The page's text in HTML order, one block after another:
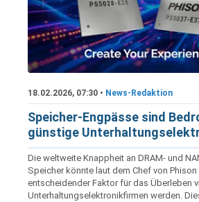
18.02.2026, 07:30 • News-Redaktion
Speicher-Engpässe sind
günstige
Die weltweite Knappheit an DRAM- und
Speicher könnte laut dem Chef von Phison
entscheidender Faktor für das Überleben
Unterhaltungselektronikfirmen werden.